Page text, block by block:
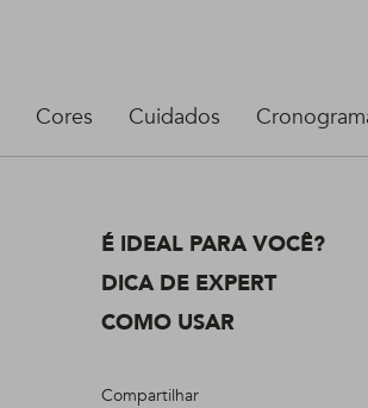
Cores Cuidados
É IDEAL PARA VOCÊ?
DICA DE EXPERT
COMO USAR
Compartilhar